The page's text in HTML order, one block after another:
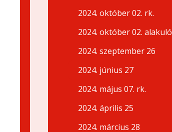
2024. október 02. rk.
2024. október 02. alakuló
2024. szeptember 26
2024. június 27
2024. május 07. rk.
2024. április 25
2024. március 28